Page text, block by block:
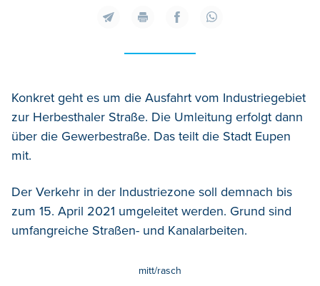
Konkret geht es um die Ausfahrt vom Industriegebiet
zur Herbesthaler Straße. Die Umleitung erfolgt dann
über die Gewerbestraße. Das teilt die Stadt Eupen
mit.
Der Verkehr in der Industriezone soll demnach bis
zum 15. April 2021 umgeleitet werden. Grund sind
umfangreiche Straßen- und Kanalarbeiten.
mitt/rasch